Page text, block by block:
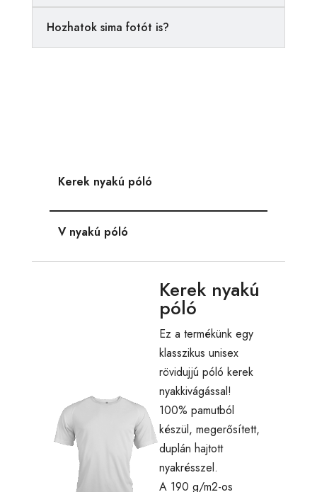
Hozhatok sima fotót is?
Kerek nyakú póló
V nyakú póló
Kerek nyakú
póló
Ez a termékünk egy
klasszikus unisex
rövidujjú póló kerek
nyakkivágással!
100% pamutból
készül, megerősített,
duplán hajtott
nyakrésszel.
A 190 g/m2-os